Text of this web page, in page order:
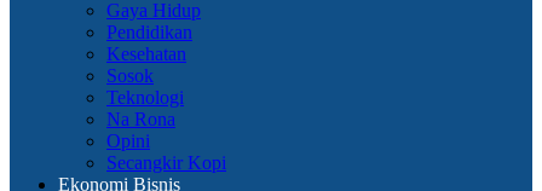
Gaya Hidup
Pendidikan
Kesehatan
Sosok
Teknologi
Na Rona
Opini
Secangkir Kopi
Ekonomi Bisnis